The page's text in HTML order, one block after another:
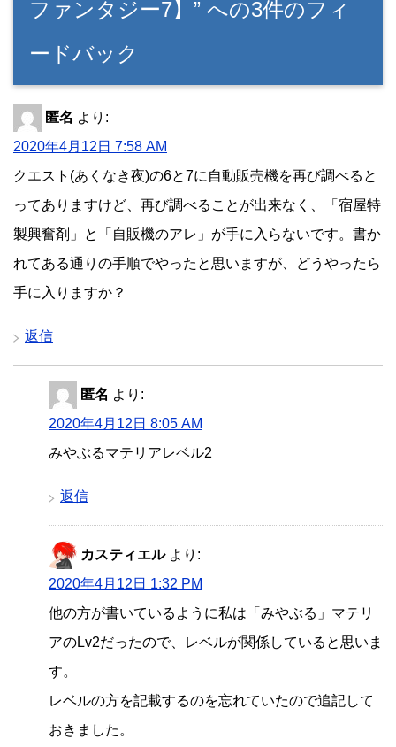
ファンタジー7】” への3件のフィ
ードバック
匿名 より:
2020年4月12日 7:58 AM
クエスト(あくなき夜)の6と7に自動販売機を再び調べると
ってありますけど、再び調べることが出来なく、「宿屋特
製興奮剤」と「自販機のアレ」が手に入らないです。書か
れてある通りの手順でやったと思いますが、どうやったら
手に入りますか？
返信
匿名 より:
2020年4月12日 8:05 AM
みやぶるマテリアレベル2
返信
カスティエル より:
2020年4月12日 1:32 PM
他の方が書いているように私は「みやぶる」マテリ
アのLv2だったので、レベルが関係していると思いま
す。
レベルの方を記載するのを忘れていたので追記して
おきました。